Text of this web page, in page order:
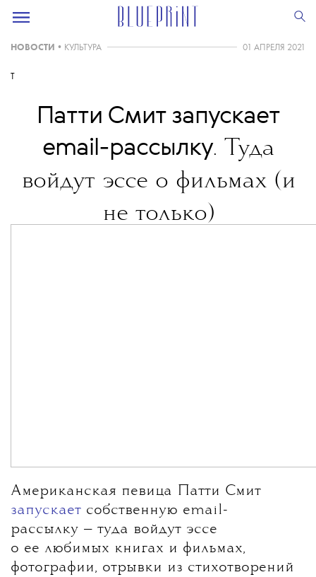
НОВОСТИ • КУЛЬТУРА 01 АПРЕЛЯ 2021
T
Патти Смит запускает
email-рассылку. Туда
войдут эссе о фильмах (и
не только)
Американская певица Патти Смит
запускает собственную email-
рассылку — туда войдут эссе
о ее любимых книгах и фильмах,
фотографии, отрывки из стихотворений